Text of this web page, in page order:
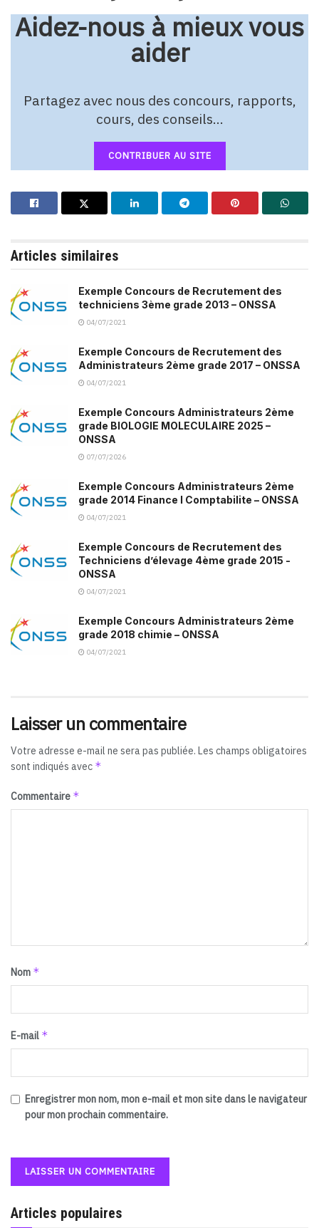
Aidez-nous à mieux vous
aider
Partagez avec nous des concours, rapports,
cours, des conseils…
CONTRIBUER AU SITE
Articles similaires
Exemple Concours de Recrutement des
techniciens 3ème grade 2013 – ONSSA
04/07/2021
Exemple Concours de Recrutement des
Administrateurs 2ème grade 2017 – ONSSA
04/07/2021
Exemple Concours Administrateurs 2ème
grade BIOLOGIE MOLECULAIRE 2025 –
ONSSA
07/07/2026
Exemple Concours Administrateurs 2ème
grade 2014 Finance I Comptabilite – ONSSA
04/07/2021
Exemple Concours de Recrutement des
Techniciens d’élevage 4ème grade 2015 -
ONSSA
04/07/2021
Exemple Concours Administrateurs 2ème
grade 2018 chimie – ONSSA
04/07/2021
Laisser un commentaire
Votre adresse e-mail ne sera pas publiée. Les champs obligatoires
sont indiqués avec *
Commentaire *
Nom *
E-mail *
Enregistrer mon nom, mon e-mail et mon site dans le navigateur
pour mon prochain commentaire.
Articles populaires